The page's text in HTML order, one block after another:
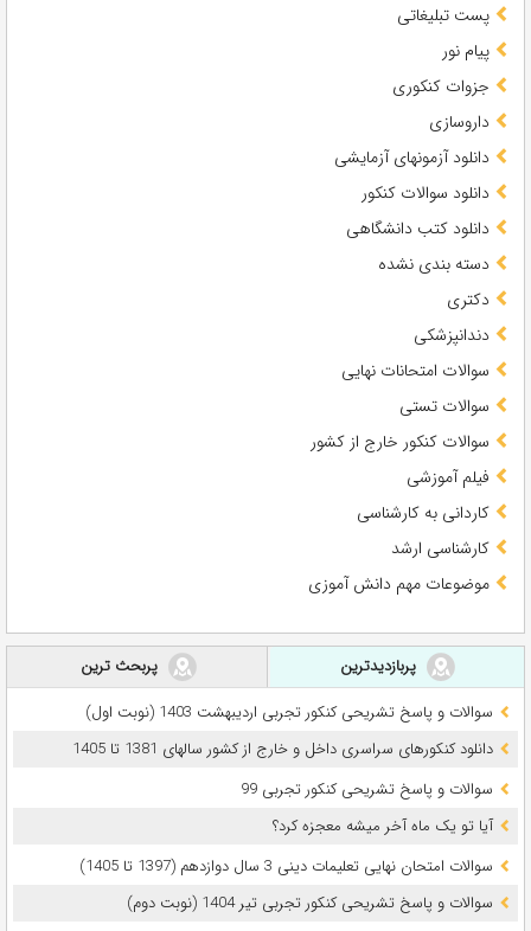
پست تبلیغاتی
پیام نور
جزوات کنکوری
داروسازی
دانلود آزمونهای آزمایشی
دانلود سوالات کنکور
دانلود کتب دانشگاهی
دسته بندی نشده
دکتری
دندانپزشکی
سوالات امتحانات نهایی
سوالات تستی
سوالات کنکور خارج از کشور
فیلم آموزشی
کاردانی به کارشناسی
کارشناسی ارشد
موضوعات مهم دانش آموزی
پربازدیدترین
پربحث ترین
سوالات و پاسخ تشریحی کنکور تجربی اردیبهشت 1403 (نوبت اول)
دانلود کنکورهای سراسری داخل و خارج از کشور سالهای 1381 تا 1405
سوالات و پاسخ تشریحی کنکور تجربی 99
آیا تو یک ماه آخر میشه معجزه کرد؟
سوالات امتحان نهایی تعلیمات دینی 3 سال دوازدهم (1397 تا 1405)
سوالات و پاسخ تشریحی کنکور تجربی تیر 1404 (نوبت دوم)